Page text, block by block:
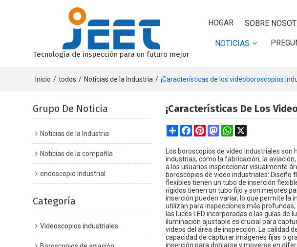
Tecnología de inspección para un futuro mejor
HOGAR SOBRE
NOTICIAS
Inicio / todos / Noticias de la Industria / ¡Características de los videoboroscopios
Grupo De Noticia
Noticias de la Industria
Noticias de la compañía
endoscopio industrial
Categoría
Videoscopios industriales
¡Características De Los
ShareFacebook
PinterestMastodonWhatsApp
Los boroscopios de video industriales
industrias, como la fabricación, la
a los usuarios inspeccionar visualmente
boroscopios de video industriales: Diseño
flexibles tienen un tubo de inserción
rígidos tienen un tubo fijo y son mejores
inserción pueden variar, lo que permite la
utilizan para inspecciones más
las luces LED incorporadas o las guías de
iluminación ajustable es crucial para
videos del área de inspección. La calidad
capacidad de capturar imágenes fijas o
inserción para doblarse y moverse en